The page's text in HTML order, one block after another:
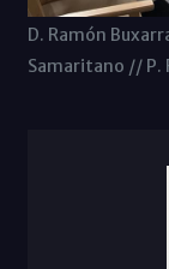
D. Ramón
Samaritano // P.